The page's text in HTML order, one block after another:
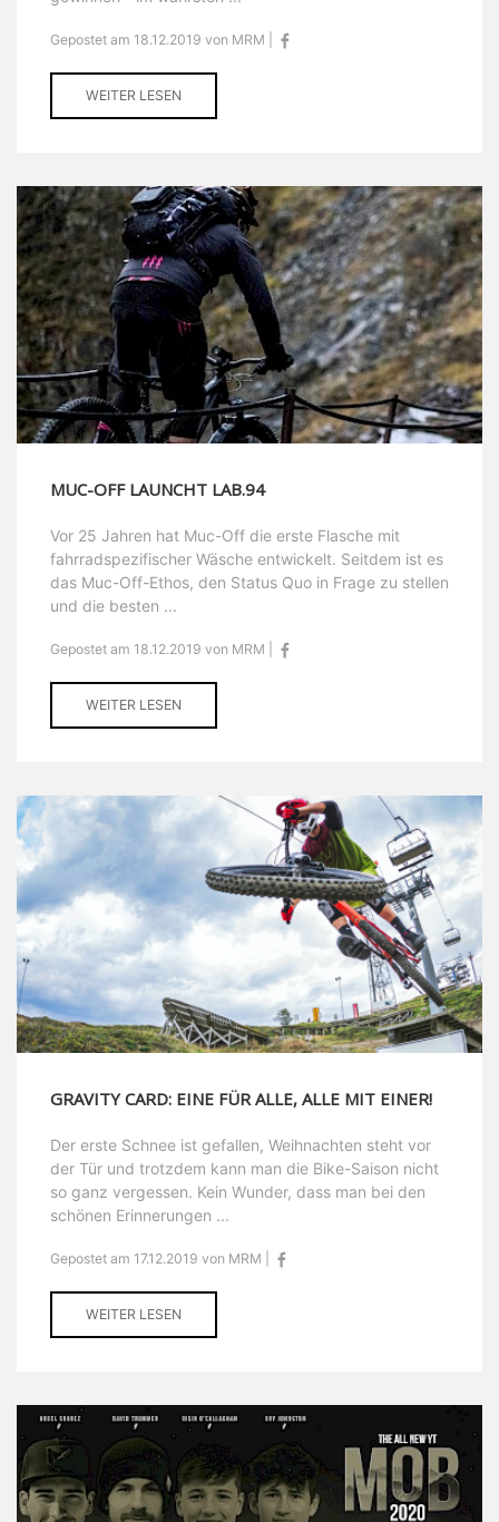
Gepostet am 18.12.2019 von MRM |
WEITER LESEN
MUC-OFF LAUNCHT LAB.94
Vor 25 Jahren hat Muc-Off die erste Flasche mit
fahrradspezifischer Wäsche entwickelt. Seitdem ist es
das Muc-Off-Ethos, den Status Quo in Frage zu stellen
und die besten ...
Gepostet am 18.12.2019 von MRM |
WEITER LESEN
GRAVITY CARD: EINE FÜR ALLE, ALLE MIT EINER!
Der erste Schnee ist gefallen, Weihnachten steht vor
der Tür und trotzdem kann man die Bike-Saison nicht
so ganz vergessen. Kein Wunder, dass man bei den
schönen Erinnerungen ...
Gepostet am 17.12.2019 von MRM |
WEITER LESEN